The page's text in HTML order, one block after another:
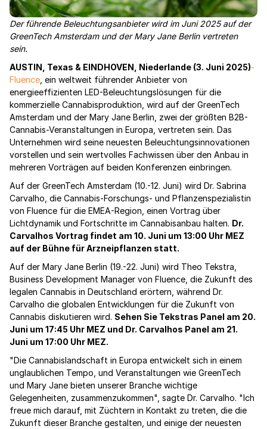
Der führende Beleuchtungsanbieter wird im Juni 2025 auf der
GreenTech Amsterdam und der Mary Jane Berlin vertreten
sein.
AUSTIN, Texas & EINDHOVEN, Niederlande (3. Juni 2025)-
Fluence , ein weltweit führender Anbieter von
energieeffizienten LED-Beleuchtungslösungen für die
kommerzielle Cannabisproduktion, wird auf der GreenTech
Amsterdam und der Mary Jane Berlin, zwei der größten B2B-
Cannabis-Veranstaltungen in Europa, vertreten sein. Das
Unternehmen wird seine neuesten Beleuchtungsinnovationen
vorstellen und sein wertvolles Fachwissen über den Anbau in
mehreren Vorträgen auf beiden Konferenzen einbringen.
Auf der GreenTech Amsterdam (10.-12. Juni) wird Dr. Sabrina
Carvalho, die Cannabis-Forschungs- und Pflanzenspezialistin
von Fluence für die EMEA-Region, einen Vortrag über
Lichtdynamik und Fortschritte im Cannabisanbau halten. Dr.
Carvalhos Vortrag findet am 10. Juni um 13:00 Uhr MEZ
auf der Bühne für Arzneipflanzen statt.
Auf der Mary Jane Berlin (19.-22. Juni) wird Theo Tekstra,
Business Development Manager von Fluence, die Zukunft des
legalen Cannabis in Deutschland erörtern, während Dr.
Carvalho die globalen Entwicklungen für die Zukunft von
Cannabis diskutieren wird. Sehen Sie Tekstras Panel am 20.
Juni um 17:45 Uhr MEZ und Dr. Carvalhos Panel am 21.
Juni um 17:00 Uhr MEZ.
"Die Cannabislandschaft in Europa entwickelt sich in einem
unglaublichen Tempo, und Veranstaltungen wie GreenTech
und Mary Jane bieten unserer Branche wichtige
Gelegenheiten, zusammenzukommen", sagte Dr. Carvalho. "Ich
freue mich darauf, mit Züchtern in Kontakt zu treten, die die
Zukunft dieser Branche gestalten, und einige der neuesten